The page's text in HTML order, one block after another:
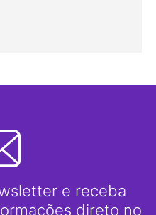
e receba
direto no